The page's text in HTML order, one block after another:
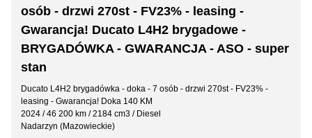
osób - drzwi 270st - FV23% - leasing -
Gwarancja! Ducato L4H2 brygadowe -
BRYGADÓWKA - GWARANCJA - ASO - super
stan
Ducato L4H2 brygadówka - doka - 7 osób - drzwi 270st - FV23% -
leasing - Gwarancja! Doka 140 KM
2024 / 46 200 km / 2184 cm3 / Diesel
Nadarzyn (Mazowieckie)